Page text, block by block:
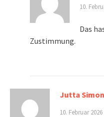
10.
Das
Zustimmung.
Jutta Simon
10. Februar